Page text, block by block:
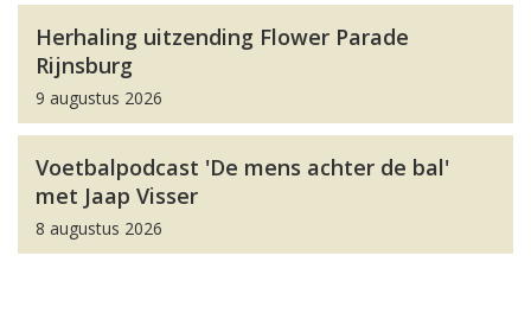
Herhaling uitzending Flower Parade
Rijnsburg
9 augustus 2026
Voetbalpodcast 'De mens achter de bal'
met Jaap Visser
8 augustus 2026